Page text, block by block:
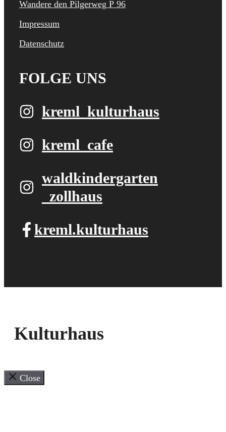
Wandere den Pilgerweg P 96
Impressum
Datenschutz
FOLGE UNS
kreml_kulturhaus
kreml_cafe
waldkindergarten​
_zollhaus
kreml.kulturhaus
Kulturhaus
Close